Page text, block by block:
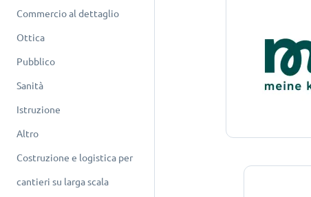
Commercio al dettaglio
Ottica
Pubblico
Sanità
Istruzione
Altro
Costruzione e logistica per
cantieri su larga scala